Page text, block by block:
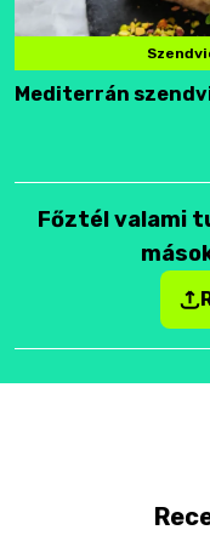
Mediterrán
Főztél valami